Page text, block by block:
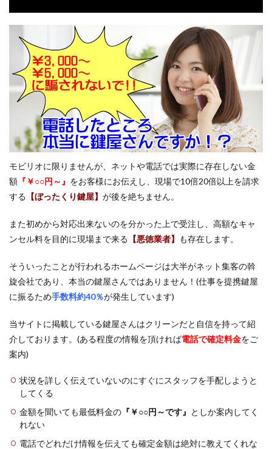
モビリオに限りませんが、ネットや電話では実際に存在しない金
額 『￥○○円～』 をお客様にお伝えし、現場で10倍20倍以上を請求
する 【ぼったくり鍵屋】 が後を絶ちません。
また初めから対応出来ないのを分かった上で受注し、高額なキャ
ンセル料を目的に現場まで来る 【悪徳業者】 も存在します。
そういったことが行われるホームページは大半がネット集客の斡
旋会社であり、本当の鍵屋さんではありません！(仕事を提携鍵屋
に振るため手数料約40％が発生しています)
当サイトに掲載している鍵屋さんはクリーンだと自信を持って紹
介しております。(ある程度の情報を頂ければ電話で確定料金をご
案内)
状況を詳しく伝えていないのにすぐにスタッフを手配しようと
してくる
金額を聞いても最低料金の 『￥○○円～です』 としか案内してく
れない
電話でどれだけ情報を伝えても確定金額は絶対に教えてくれな